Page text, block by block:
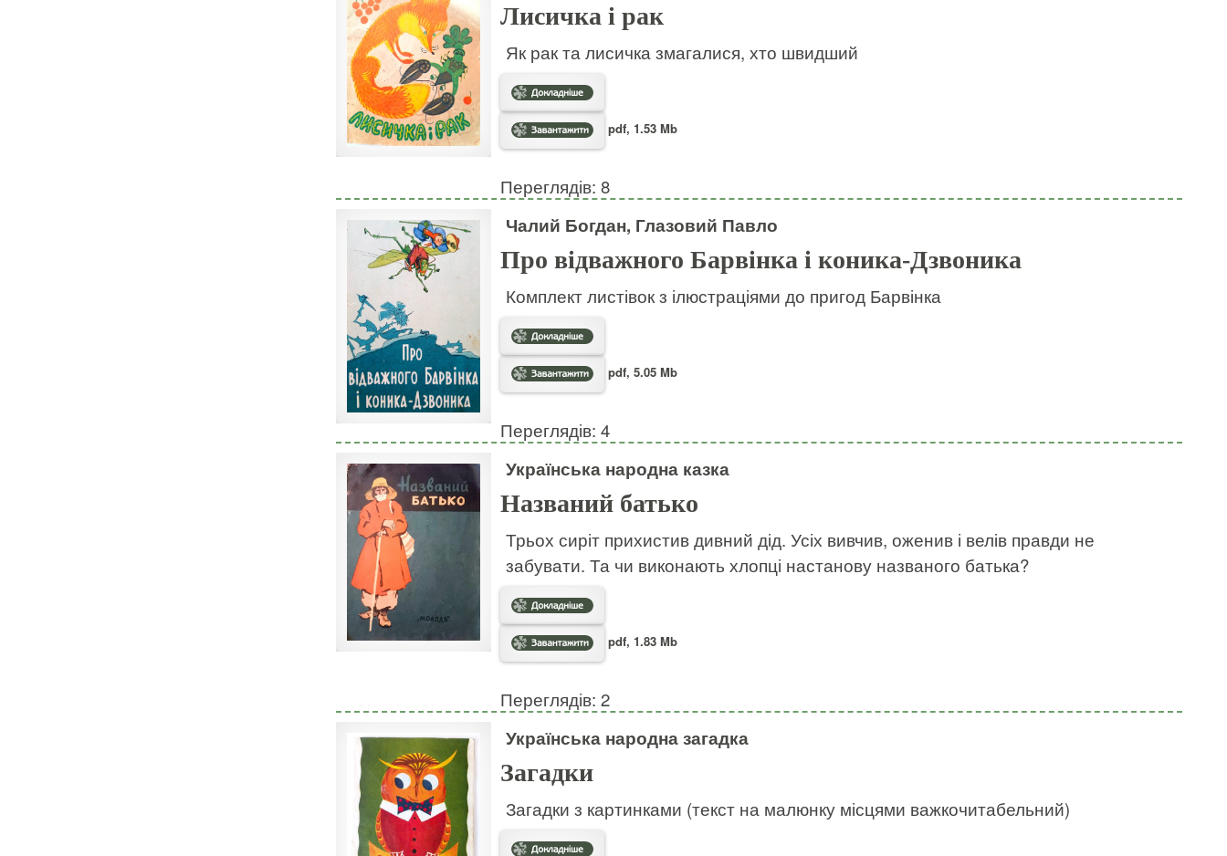
Лисичка і рак
Як рак та лисичка змагалися, хто швидший
pdf, 1.53 Mb
Переглядів: 8
Чалий Богдан, Глазовий Павло
Про відважного Барвінка і коника-Дзвоника
Комплект листівок з ілюстраціями до пригод Барвінка
pdf, 5.05 Mb
Переглядів: 4
Українська народна казка
Названий батько
Трьох сиріт прихистив дивний дід. Усіх вивчив, оженив і велів правди не
забувати. Та чи виконають хлопці настанову названого батька?
pdf, 1.83 Mb
Переглядів: 2
Українська народна загадка
Загадки
Загадки з картинками (текст на малюнку місцями важкочитабельний)